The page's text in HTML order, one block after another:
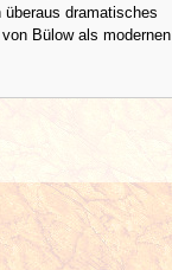
dramatisches
Bülow als modernen